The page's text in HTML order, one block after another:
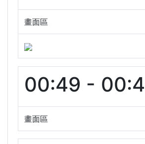
畫面區
00:49 -
畫面區